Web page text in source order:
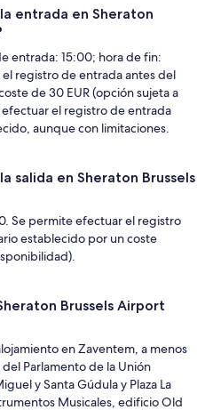
entrada en Sheraton
entrada: 15:00; hora de fin:
registro de entrada antes del
de 30 EUR (opción sujeta a
el registro de entrada
aunque con limitaciones.
salida en Sheraton Brussels
Se permite efectuar el registro
establecido por un coste
Brussels Airport
en Zaventem, a menos
Parlamento de la Unión
y Santa Gúdula y Plaza La
Musicales, edificio Old